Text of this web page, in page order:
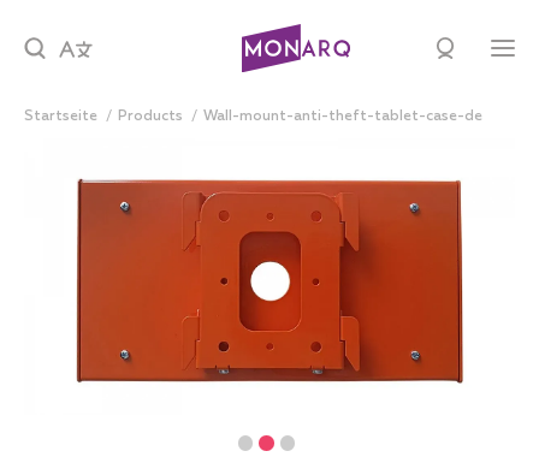
Startseite products wall-mount-anti-theft-tablet-case-de